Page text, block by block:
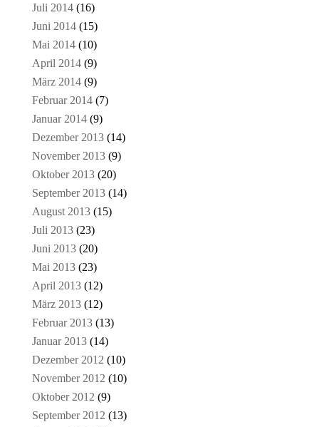
Juli 2014(16)
Juni 2014(15)
Mai 2014(10)
April 2014(9)
März 2014(9)
Februar 2014(7)
Januar 2014(9)
Dezember 2013(14)
November 2013(9)
Oktober 2013(20)
September 2013(14)
August 2013(15)
Juli 2013(23)
Juni 2013(20)
Mai 2013(23)
April 2013(12)
März 2013(12)
Februar 2013(13)
Januar 2013(14)
Dezember 2012 (10)
November 2012 (10)
Oktober 2012 (9)
September 2012 (13)